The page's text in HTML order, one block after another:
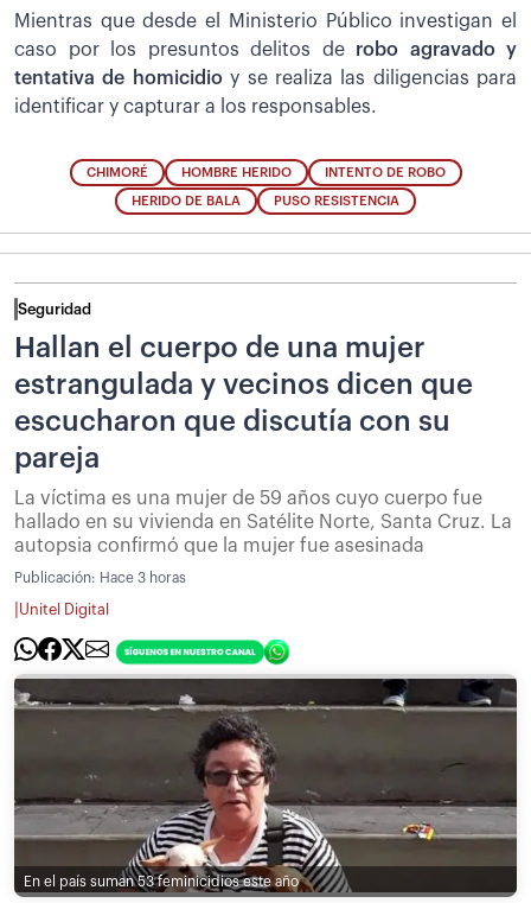
Mientras que desde el Ministerio Público investigan el
caso por los presuntos delitos de robo agravado y
tentativa de homicidioy se realiza las diligencias para
identificar y capturar a los responsables.
CHIMORÉ HOMBRE HERIDO INTENTO DE ROBO
HERIDO DE BALA PUSO RESISTENCIA
Seguridad
Hallan el cuerpo de una mujer
estrangulada y vecinos dicen que
escucharon que discutía con su
pareja
La víctima es una mujer de 59 años cuyo cuerpo fue
hallado en su vivienda en Satélite Norte, Santa Cruz. La
autopsia confirmó que la mujer fue asesinada
Publicación: Hace 3 horas
Unitel Digital
En el país suman 53 feminicidios este año